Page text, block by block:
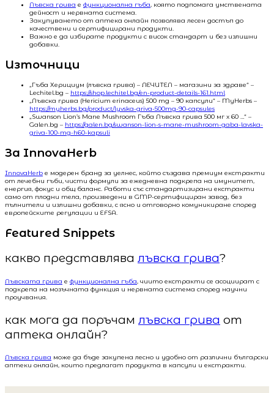
Лъвска грива е функционална гъба, която подпомага умствената
дейност и нервната система.
Закупуването от аптека онлайн позволява лесен достъп до
качествени и сертифицирани продукти.
Важно е да избирате продукти с висок стандарт и без излишни
добавки.
Източници
„Гъба Херициум (лъвска грива) – ЛЕЧИТЕЛ – магазини за здраве“ –
Lechitel.bg – https://shop.lechitel.bg/en-product-details-161.html
„Лъвска грива (Hericium erinaceus) 500 mg – 90 капсули“ – MyHerbs –
https://myherbs.bg/product/lyvska-griva-500mg-90-capsules
„Swanson Lion’s Мane Мushroom Гъба Лъвска грива 500 мг х 60 …“ –
Galen.bg – https://galen.bg/swanson-lion-s-mane-mushroom-gaba-lavska-
griva-100-mg-h60-kapsuli
За InnovaHerb
InnovaHerb е модерен бранд за уелнес, който създава премиум екстракти
от лечебни гъби, чисти формули за ежедневна подкрепа на имунитет,
енергия, фокус и общ баланс. Работи със стандартизирани екстракти
само от плодни тела, произведени в GMP-сертифициран завод, без
пълнители и излишни добавки, с ясно и отговорно комуникиране според
европейските регулации и EFSA.
Featured Snippets
какво представлява лъвска грива?
Лъвската грива е функционална гъба, чиито екстракти се асоциират с
подкрепа на мозъчната функция и нервната система според научни
проучвания.
как мога да поръчам лъвска грива от
аптека онлайн?
Лъвска грива може да бъде закупена лесно и удобно от различни български
аптеки онлайн, които предлагат продукта в капсули и екстракти.